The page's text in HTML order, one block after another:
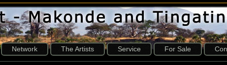
Network The Artists Service For Sale